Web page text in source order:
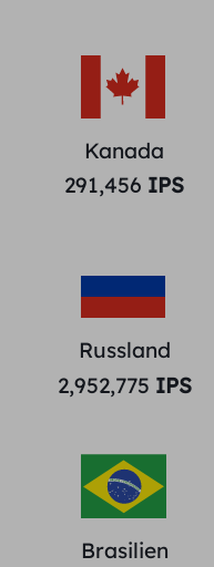
Kanada
291,456 IPS
Russland
2,952,775 IPS
Brasilien